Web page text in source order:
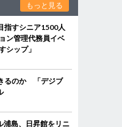
もっと見る
指すシニア1500人
ン管理代務員イベ
シップ」
るのか 「デジブ
島、日昇館をリニ